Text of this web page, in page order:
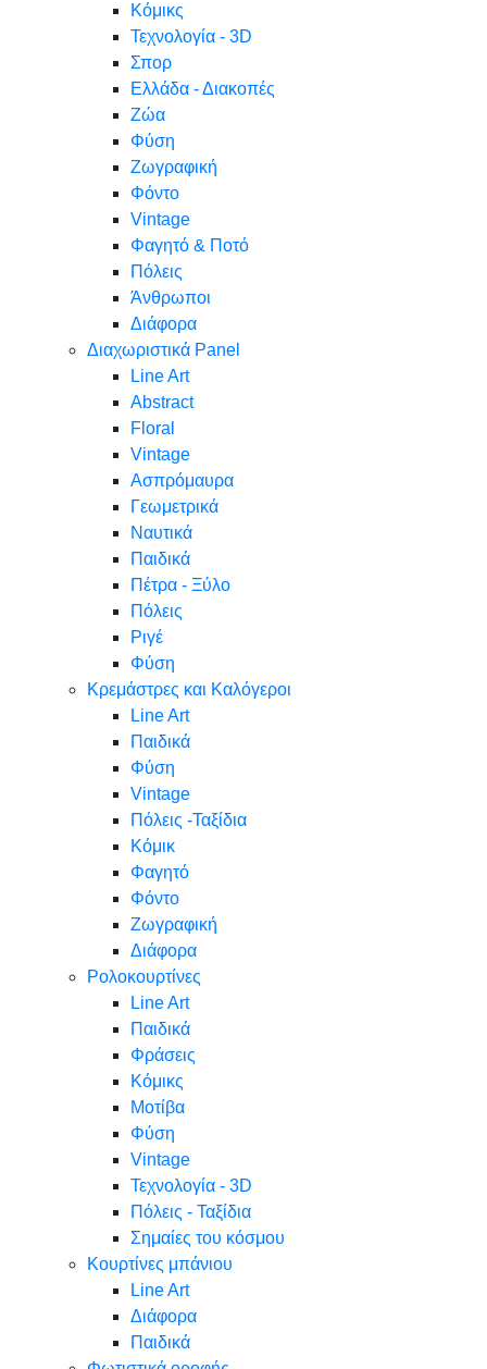
Κόμικς
Τεχνολογία - 3D
Σπορ
Ελλάδα - Διακοπές
Ζώα
Φύση
Ζωγραφική
Φόντο
Vintage
Φαγητό & Ποτό
Πόλεις
Άνθρωποι
Διάφορα
Διαχωριστικά Panel
Line Art
Abstract
Floral
Vintage
Ασπρόμαυρα
Γεωμετρικά
Ναυτικά
Παιδικά
Πέτρα - Ξύλο
Πόλεις
Ριγέ
Φύση
Κρεμάστρες και Καλόγεροι
Line Art
Παιδικά
Φύση
Vintage
Πόλεις -Ταξίδια
Κόμικ
Φαγητό
Φόντο
Ζωγραφική
Διάφορα
Ρολοκουρτίνες
Line Art
Παιδικά
Φράσεις
Κόμικς
Μοτίβα
Φύση
Vintage
Τεχνολογία - 3D
Πόλεις - Ταξίδια
Σημαίες του κόσμου
Κουρτίνες μπάνιου
Line Art
Διάφορα
Παιδικά